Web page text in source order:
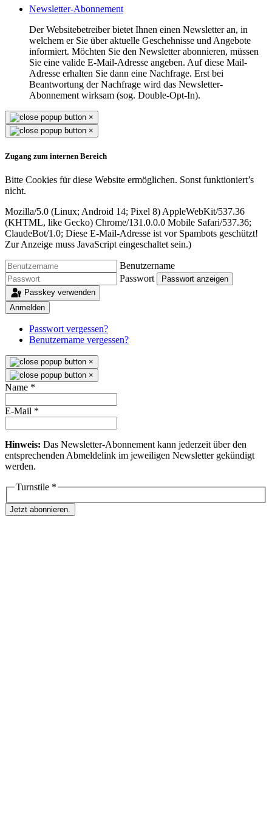
Newsletter-Abonnement
Der Websitebetreiber bietet Ihnen einen Newsletter an, in
welchem er Sie über aktuelle Geschehnisse und Angebote
informiert. Möchten Sie den Newsletter abonnieren, müssen
Sie eine valide E-Mail-Adresse angeben. Auf diese Mail-
Adresse erhalten Sie dann eine Nachfrage. Erst bei
Beantwortung der Nachfrage wird das Newsletter-
Abonnement wirksam (sog. Double-Opt-In).
×
×
Zugang zum internen Bereich
Bitte Cookies für diese Website ermöglichen. Sonst funktioniert’s
nicht.
Mozilla/5.0 (Linux; Android 14; Pixel 8) AppleWebKit/537.36
(KHTML, like Gecko) Chrome/131.0.0.0 Mobile Safari/537.36;
ClaudeBot/1.0; Diese E-Mail-Adresse ist vor Spambots geschützt!
Zur Anzeige muss JavaScript eingeschaltet sein.)
Benutzername
Passwort
Passwort anzeigen
Passkey verwenden
Anmelden
Passwort vergessen?
Benutzername vergessen?
×
×
Name *
E-Mail *
Hinweis: Das Newsletter-Abonnement kann jederzeit über den
entsprechenden Abmeldelink im jeweiligen Newsletter gekündigt
werden.
Turnstile *
Jetzt abonnieren.